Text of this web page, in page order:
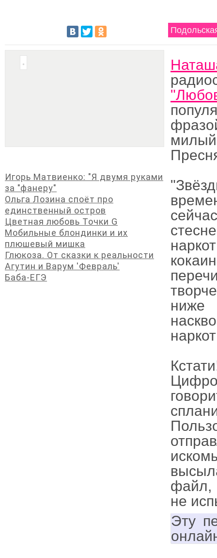
милый
ниже
файл,
не
Эту
Игорь Матвиенко: "Я двумя руками
за "фанеру"
Ольга Лозина споёт про
единственный остров
Цветная любовь Точки G
Мобильные блондинки и их
плюшевый мишка
Глюкоза. От сказки к реальности
Агутин и Варум 'Февраль'
Баба-ЕГЭ